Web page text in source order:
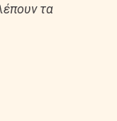
τα